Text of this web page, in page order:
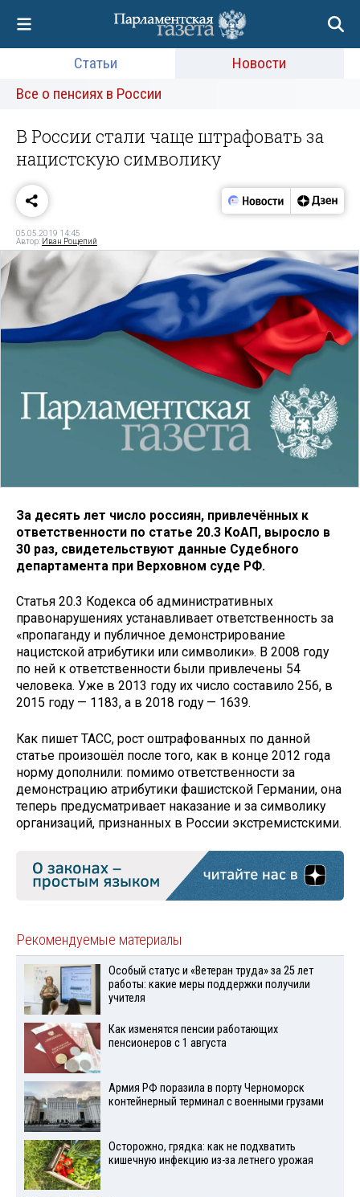
Статьи
Новости
Все о пенсиях в России
В России стали чаще штрафовать за
нацистскую символику
05.05.2019 14:45
Автор: Иван Рощепий
За десять лет число россиян, привлечённых к
ответственности по статье 20.3 КоАП, выросло в
30 раз, свидетельствуют данные Судебного
департамента при Верховном суде РФ.
Статья 20.3 Кодекса об административных
правонарушениях устанавливает ответственность за
«пропаганду и публичное демонстрирование
нацистской атрибутики или символики». В 2008 году
по ней к ответственности были привлечены 54
человека. Уже в 2013 году их число составило 256, в
2015 году — 1183, а в 2018 году — 1639.
Как пишет ТАСС, рост оштрафованных по данной
статье произошёл после того, как в конце 2012 года
норму дополнили: помимо ответственности за
демонстрацию атрибутики фашистской Германии, она
теперь предусматривает наказание и за символику
организаций, признанных в России экстремистскими.
Рекомендуемые материалы
Особый статус и «Ветеран труда» за 25 лет
работы: какие меры поддержки получили
учителя
Как изменятся пенсии работающих
пенсионеров с 1 августа
Армия РФ поразила в порту Черноморск
контейнерный терминал с военными грузами
Осторожно, грядка: как не подхватить
кишечную инфекцию из-за летнего урожая